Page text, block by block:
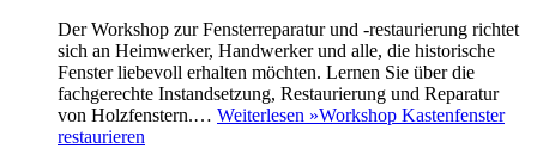
Der Workshop zur Fensterreparatur und -restaurierung richtet
sich an Heimwerker, Handwerker und alle, die historische
Fenster liebevoll erhalten möchten. Lernen Sie über die
fachgerechte Instandsetzung, Restaurierung und Reparatur
von Holzfenstern.… Weiterlesen »Workshop Kastenfenster
restaurieren